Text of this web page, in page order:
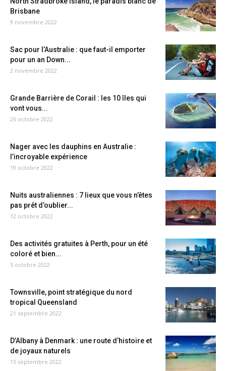
Brisbane
9 novembre 2022
Sac pour l’Australie : que faut-il emporter
pour un an Down...
2 novembre 2022
Grande Barrière de Corail : les 10 îles qui
vont vous...
26 octobre 2022
Nager avec les dauphins en Australie :
l’incroyable expérience
19 octobre 2022
Nuits australiennes : 7 lieux que vous n’êtes
pas prêt d’oublier...
12 octobre 2022
Des activités gratuites à Perth, pour un été
coloré et bien...
5 octobre 2022
Townsville, point stratégique du nord
tropical Queensland
21 septembre 2022
D’Albany à Denmark : une route d’histoire et
de joyaux naturels
15 septembre 2022